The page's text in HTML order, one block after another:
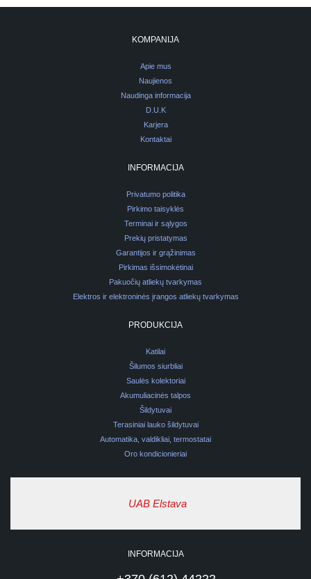
KOMPANIJA
Apie mus
Naujienos
Naudinga informacija
D.U.K
Karjera
Kontaktai
INFORMACIJA
Privatumo politika
Pirkimo taisyklės
Terminai ir sąlygos
Prekių pristatymas
Garantijos ir grąžinimas
Pirkimas išsimokėtinai
Pakuočių atliekų tvarkymas
Elektros ir elektroninės įrangos atliekų tvarkymas
PRODUKCIJA
Katilai
Šilumos siurbliai
Saulės kolektoriai
Akumuliacinės talpos
Šildytuvai
Terasiniai lauko šildytuvai
Automatika, valdikliai, termostatai
Oro kondicionieriai
UAB Elstava
INFORMACIJA